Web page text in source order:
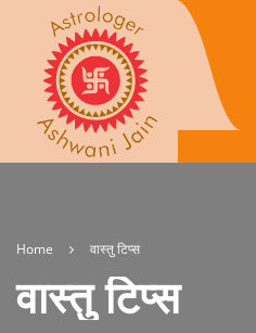
Home वास्तु टिप्स
वास्तु टिप्स